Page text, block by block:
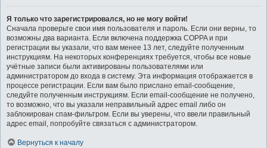
Я только что зарегистрировался, но не могу войти!
Сначала проверьте свои имя пользователя и пароль. Если они верны, то
возможны два варианта. Если включена поддержка COPPA и при
регистрации вы указали, что вам менее 13 лет, следуйте полученным
инструкциям. На некоторых конференциях требуется, чтобы все новые
учётные записи были активированы пользователями или
администратором до входа в систему. Эта информация отображается в
процессе регистрации. Если вам было прислано email-сообщение,
следуйте полученным инструкциям. Если email-сообщение не получено,
то возможно, что вы указали неправильный адрес email либо он
заблокирован спам-фильтром. Если вы уверены, что ввели правильный
адрес email, попробуйте связаться с администратором.
Вернуться к началу